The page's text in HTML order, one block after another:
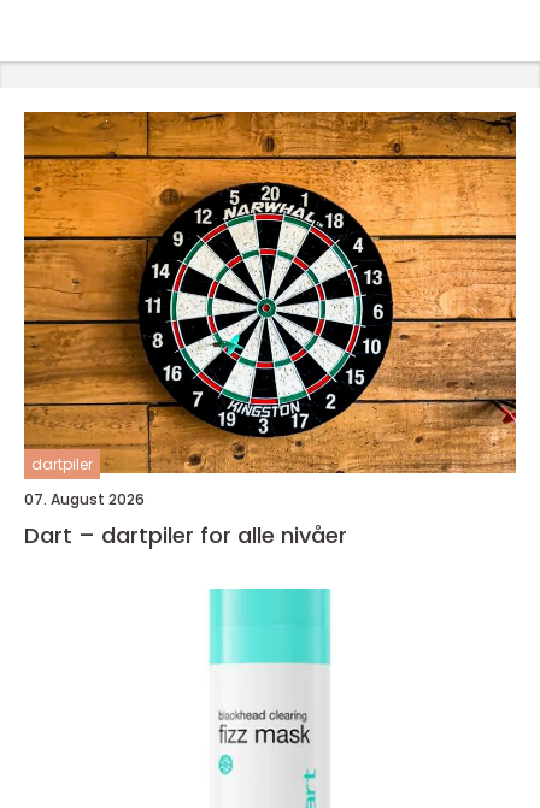
dartpiler
07. August 2026
Dart – dartpiler for alle nivåer